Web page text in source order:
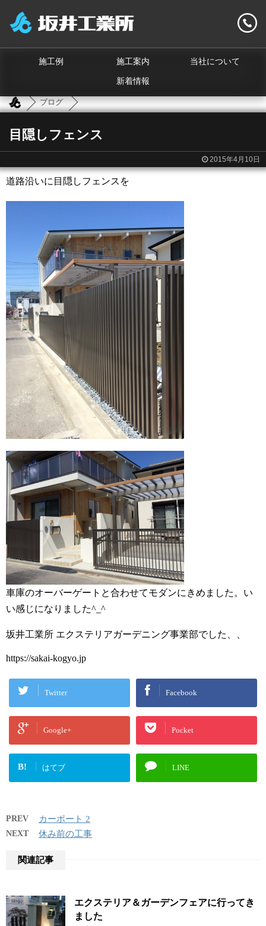
施工例 施工案内 当社について
新着情報
ブログ
目隠しフェンス
2015年4月10日
道路沿いに目隠しフェンスを
車庫のオーバーゲートと合わせてモダンにきめました。い
い感じになりました^_^
坂井工業所 エクステリアガーデニング事業部でした、、
https://sakai-kogyo.jp
Twitter Facebook
Google+ Pocket
B! はてブ LINE
PREV カーポート 2
NEXT 休み前の工事
関連記事
エクステリア＆ガーデンフェアに行ってき
ました